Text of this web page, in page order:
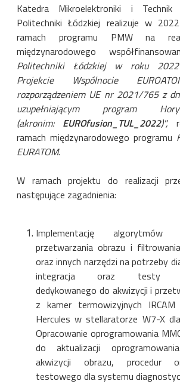
Katedra Mikroelektroniki i Technik
Politechniki Łódzkiej realizuje w
ramach programu PMW na
międzynarodowego
Politechniki Łódzkiej w roku
Projekcie Wspólnocie
rozporządzeniem UE nr 2021/765 z
uzupełniającym program
(akronim: EUROfusion_TUL_2022)",
ramach międzynarodowego programu
EURATOM.
W ramach projektu do realizacji
następujące zagadnienia:
Implementację algorytmów
przetwarzania obrazu i
oraz innych narzędzi na potrzeby
integracja oraz testy
dedykowanego do akwizycji i
z kamer termowizyjnych IRCAM
Hercules w stellaratorze W7-X
Opracowanie oprogramowania
do aktualizacji
akwizycji obrazu, procedur
testowego dla systemu